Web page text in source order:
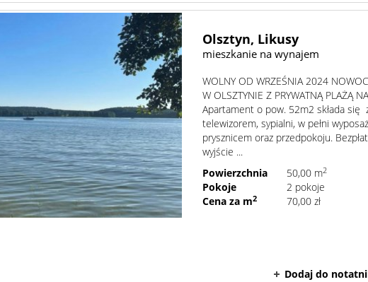
Olsztyn, Likusy
mieszkanie na wynajem
WOLNY OD WRZEŚNIA 2024
W OLSZTYNIE Z PRYWATNĄ PLAŻĄ
Apartament o pow. 52m2 składa się
telewizorem, sypialni, w pełni
prysznicem oraz przedpokoju.
wyjście ...
Powierzchnia
50,00 m2
Pokoje
2 pokoje
Cena za m2 70,00 zł
Dodaj do